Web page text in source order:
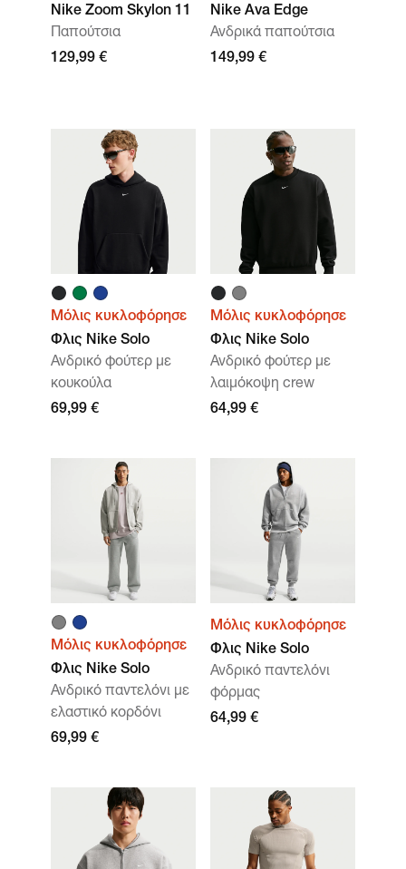
Nike Zoom Skylon 11
Παπούτσια
129,99 €
Nike Ava Edge
Ανδρικά παπούτσια
149,99 €
Μόλις κυκλοφόρησε
Φλις Nike Solo
Ανδρικό φούτερ με
κουκούλα
69,99 €
Μόλις κυκλοφόρησε
Φλις Nike Solo
Ανδρικό φούτερ με
λαιμόκοψη crew
64,99 €
Μόλις κυκλοφόρησε
Φλις Nike Solo
Ανδρικό παντελόνι με
ελαστικό κορδόνι
69,99 €
Μόλις κυκλοφόρησε
Φλις Nike Solo
Ανδρικό παντελόνι
φόρμας
64,99 €